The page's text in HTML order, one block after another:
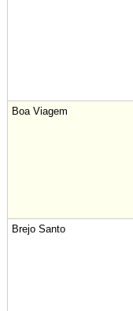
Boa Viagem
Brejo Santo